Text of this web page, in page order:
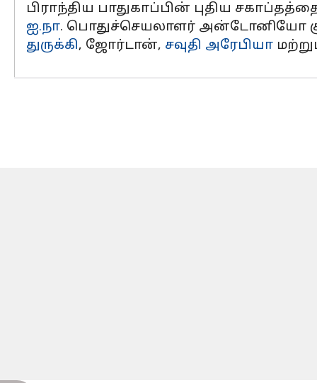
பிராந்திய பாதுகாப்பின் புதிய
ஐ.நா. பொதுச்செயலாளர் அன்டோனியோ
துருக்கி, ஜோர்டான், சவுதி அரேபியா